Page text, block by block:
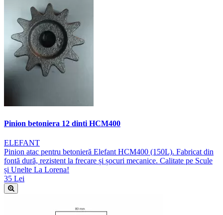
Pinion betoniera 12 dinti HCM400
ELEFANT
Pinion atac pentru betonieră Elefant HCM400 (150L). Fabricat din
fontă dură, rezistent la frecare și șocuri mecanice. Calitate pe Scule
și Unelte La Lorena!
35 Lei